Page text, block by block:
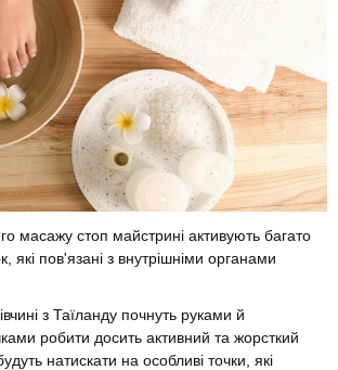
масажу стоп майстрині активують багато
які пов'язані з внутрішніми органами
з Таїланду почнуть руками й
робити досить активний та жорсткий
натискати на особливі точки, які